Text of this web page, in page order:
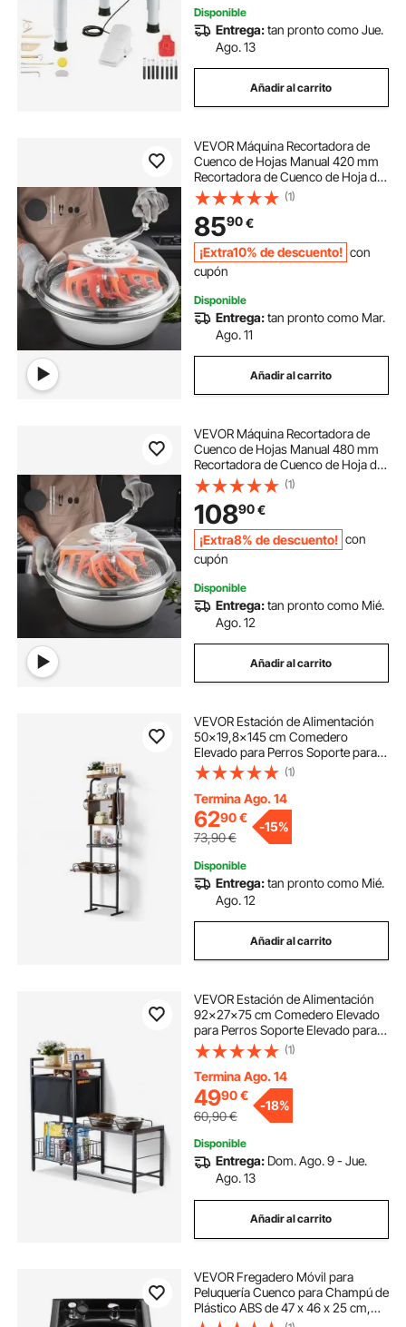
Disponible
Entrega:tan pronto como Jue.
Ago. 13
Añadir al carrito
VEVOR Máquina Recortadora de
Cuenco de Hojas Manual 420 mm
Recortadora de Cuenco de Hoja de
Brote con Tapa Transparente y 3
Rejillas de Acero Inoxidable para
Brotes de Flores, Hierbas
Aromáticas
(1)
8590€
¡Extra10% de descuento! con
cupón
Disponible
Entrega:tan pronto como Mar.
Ago. 11
Añadir al carrito
VEVOR Máquina Recortadora de
Cuenco de Hojas Manual 480 mm
Recortadora de Cuenco de Hoja de
Brote con Tapa Transparente y 3
Rejillas de Acero Inoxidable para
Brotes de Flores, Hierbas
Aromáticas
(1)
10890€
¡Extra8% de descuento! con
cupón
Disponible
Entrega:tan pronto como Mié.
Ago. 12
Añadir al carrito
VEVOR Estación de Alimentación
50x19,8x145 cm Comedero
Elevado para Perros Soporte para
Comederos para Perros Ajustable
en Altura Cuenco Elevado Barra
para Perros Grandes, Medianos,
Pequeños
(1)
Termina Ago. 14
6290€
73,90€
-15%
Disponible
Entrega:tan pronto como Mié.
Ago. 12
Añadir al carrito
VEVOR Estación de Alimentación
92x27x75 cm Comedero Elevado
para Perros Soporte Elevado para
Cuencos con Estantes Soporte de
Cuenco de Alimentación Barra para
Perros Grandes, Medianos,
Pequeños
(1)
Termina Ago. 14
4990€
60,90€
-18%
Disponible
Entrega: Dom. Ago. 9 - Jue.
Ago. 13
Añadir al carrito
VEVOR Fregadero Móvil para
Peluquería Cuenco para Champú de
Plástico ABS de 47 x 46 x 25 cm,
Fregadero Invertido con